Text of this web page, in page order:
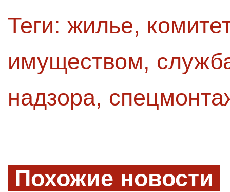
Теги: жилье,
имуществом,
надзора,
Похожие новости